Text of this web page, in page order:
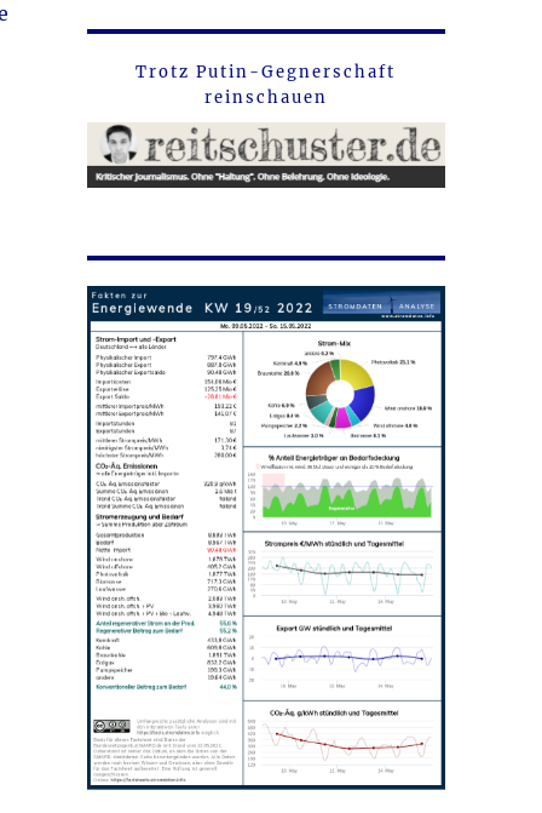
Trotz Putin-Gegnerschaft
reinschauen